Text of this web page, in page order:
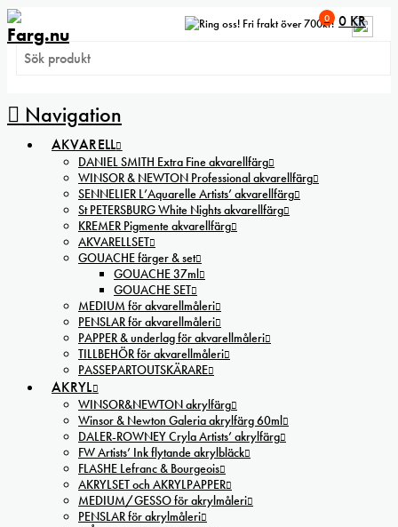
Fri frakt över 700kr!
Navigation
0 0 KR
AKVARELL
DANIEL SMITH Extra Fine akvarellfärg
WINSOR & NEWTON Professional akvarellfärg
SENNELIER L’Aquarelle Artists’ akvarellfärg
St PETERSBURG White Nights akvarellfärg
KREMER Pigmente akvarellfärg
AKVARELLSET
GOUACHE färger & set
GOUACHE 37ml
GOUACHE SET
MEDIUM för akvarellmåleri
PENSLAR för akvarellmåleri
PAPPER & underlag för akvarellmåleri
TILLBEHÖR för akvarellmåleri
PASSEPARTOUTSKÄRARE
AKRYL
WINSOR&NEWTON akrylfärg
Winsor & Newton Galeria akrylfärg 60ml
DALER-ROWNEY Cryla Artists’ akrylfärg
FW Artists’ Ink flytande akrylbläck
FLASHE Lefranc & Bourgeois
AKRYLSET och AKRYLPAPPER
MEDIUM/GESSO för akrylmåleri
PENSLAR för akrylmåleri